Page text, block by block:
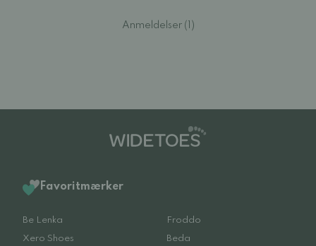
Anmeldelser (1)
Favoritmærker
Be Lenka
Froddo
Xero Shoes
Beda